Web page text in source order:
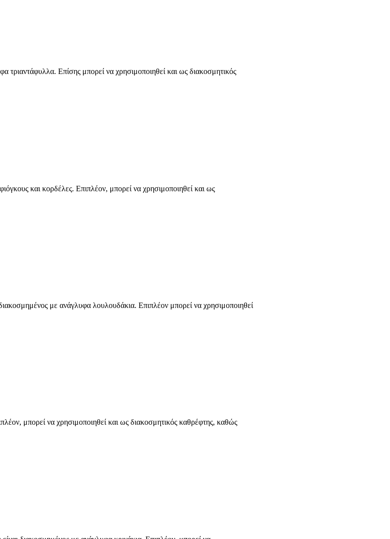
Επίσης μπορεί να χρησιμοποιηθεί και ως διακοσμητικός
και κορδέλες. Επιπλέον, μπορεί να χρησιμοποιηθεί και ως
με ανάγλυφα λουλουδάκια. Επιπλέον μπορεί να χρησιμοποιηθεί
μπορεί να χρησιμοποιηθεί και ως διακοσμητικός καθρέφτης, καθώς